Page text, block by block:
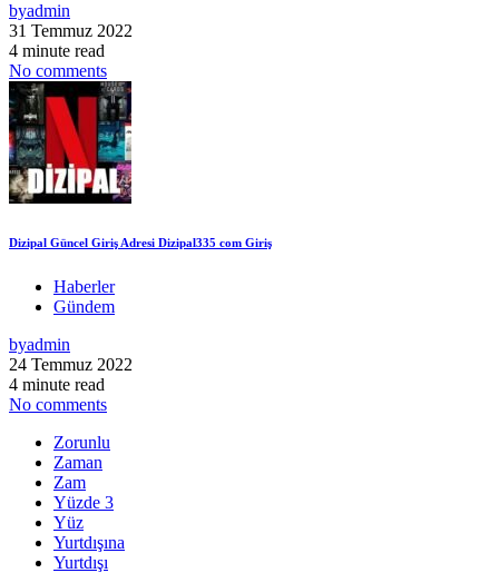
byadmin
31 Temmuz 2022
4 minute read
No comments
Dizipal Güncel Giriş Adresi Dizipal335 com Giriş
Haberler
Gündem
byadmin
24 Temmuz 2022
4 minute read
No comments
Zorunlu
Zaman
Zam
Yüzde 3
Yüz
Yurtdışına
Yurtdışı